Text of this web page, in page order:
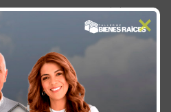
deuda a la vez:Si tienes
que te aconsejo es que te
una a la vez. Es
mínimo de todas tus
la que tenga el menor
la eliminarás más rápido